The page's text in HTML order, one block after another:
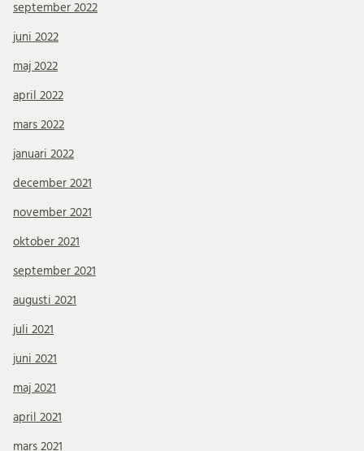
september 2022
juni 2022
maj 2022
april 2022
mars 2022
januari 2022
december 2021
november 2021
oktober 2021
september 2021
augusti 2021
juli 2021
juni 2021
maj 2021
april 2021
mars 2021